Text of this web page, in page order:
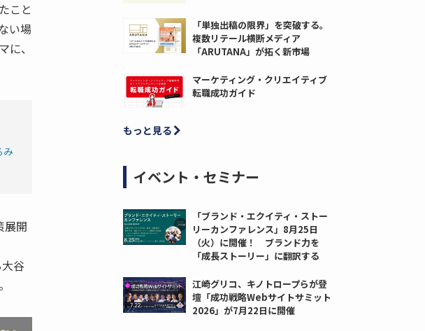
こと
い場
、
み
展開
谷
「単独出稿の限界」を突破する。
複数リテール横断メディア
「ARUTANA」が拓く新市場
マーケティング・クリエイティブ
転職成功ガイド
もっと見る
イベント・セミナー
「ブランド・エクイティ・ストー
リーカンファレンス」8月25日
（火）に開催！ ブランド力を
「成長ストーリー」に翻訳する
江崎グリコ、キノトロープらが登
壇「成功戦略Webサイトサミット
2026」が7月22日に開催